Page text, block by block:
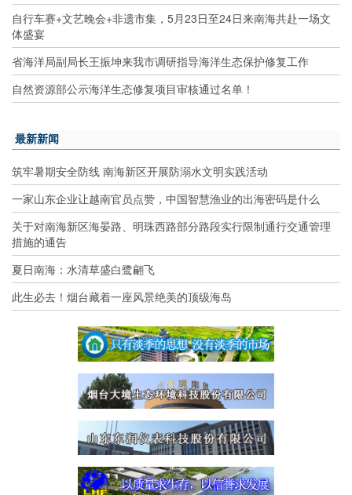
自行车赛+文艺晚会+非遗市集，5月23日至24日来南海共赴一场文
体盛宴
省海洋局副局长王振坤来我市调研指导海洋生态保护修复工作
自然资源部公示海洋生态修复项目审核通过名单！
最新新闻
筑牢暑期安全防线 南海新区开展防溺水文明实践活动
一家山东企业让越南官员点赞，中国智慧渔业的出海密码是什么
关于对南海新区海晏路、明珠西路部分路段实行限制通行交通管理
措施的通告
夏日南海：水清草盛白鹭翩飞
此生必去！烟台藏着一座风景绝美的顶级海岛